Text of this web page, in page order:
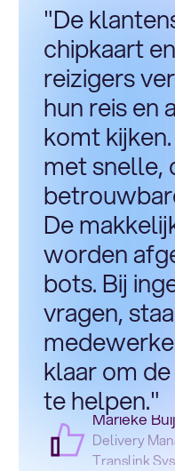
"De
chipkaart
reizigers
hun reis en
komt
met snelle,
De
worden
bots. Bij
vragen,
klaar om
te helpen."
Marieke
Delivery
Translink